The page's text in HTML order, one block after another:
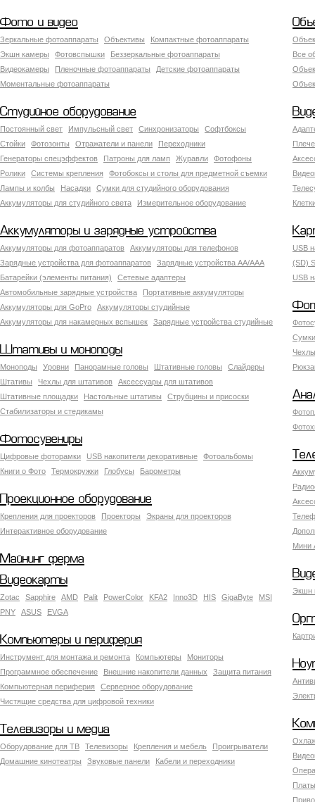
Фото и видео
Зеркальные фотоаппараты Объективы
Компактные фотоаппараты
Экшн камеры
Фотовспышки
Беззеркальные фотоаппараты
Видеокамеры
Пленочные фотоаппараты
Детские фотоаппараты
Моментальные фотоаппараты
Все
Студийное оборудование
Постоянный свет Импульсный свет Синхронизаторы
Софтбоксы
Стойки
Фотозонты Отражатели и панели
Переходники
Генераторы спецэффектов
Патроны для ламп Журавли
Фотофоны
Ролики
Системы крепления
Фотобоксы и столы для предметной съемки
Лампы и колбы
Насадки
Сумки для студийного оборудования
Аккумуляторы для студийного света
Измерительное оборудование
Аккумуляторы и зарядные устройства
Аккумуляторы для фотоаппаратов
Аккумуляторы для телефонов
Зарядные устройства для фотоаппаратов
Зарядные устройства AA/AAA
Батарейки (элементы питания)
Сетевые адаптеры
Автомобильные зарядные устройства
Портативные аккумуляторы
Аккумуляторы для GoPro
Аккумуляторы студийные
Аккумуляторы для накамерных вспышек
Зарядные устройства студийные
USB
(SD)
USB
Штативы и моноподы
Моноподы Уровни Панорамные головы Штативные головы
Слайдеры
Штативы
Чехлы для штативов
Аксессуары для штативов
Штативные площадки
Настольные штативы
Струбцины и присоски
Стабилизаторы и стедикамы
Фотосувениры
Цифровые фоторамки USB накопители декоративные
Фотоальбомы
Книги о Фото
Термокружки Глобусы Барометры
Мини
Проекционное оборудование
Крепления для проекторов Проекторы
Экраны для проекторов
Интерактивное оборудование
Майнинг ферма
Экшн
Видеокарты
Zotac Sapphire AMD Palit PowerColor KFA2 Inno3D HIS GigaByte
MSI
PNY
ASUS EVGA
Компьютеры и периферия
Инструмент для монтажа и ремонта Компьютеры
Мониторы
Программное обеспечение
Внешние накопители данных
Защита питания
Компьютерная периферия
Серверное оборудование
Чистящие средства для цифровой техники
Телевизоры и медиа
Оборудование для ТВ Телевизоры Крепления и мебель
Проигрыватели
Домашние кинотеатры
Звуковые панели Кабели и переходники